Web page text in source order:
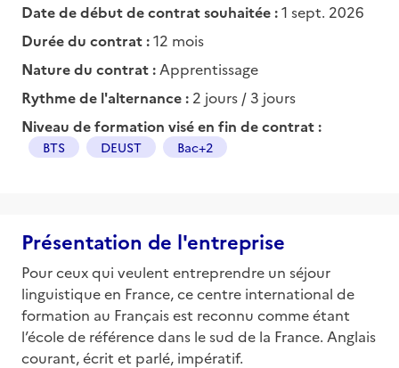
Date de début de contrat souhaitée :1 sept. 2026
Durée du contrat :12 mois
Nature du contrat : Apprentissage
Rythme de l'alternance : 2 jours / 3 jours
Niveau de formation visé en fin de contrat :
BTS DEUST Bac+2
Présentation de l'entreprise
Pour ceux qui veulent entreprendre un séjour
linguistique en France, ce centre international de
formation au Français est reconnu comme étant
l’école de référence dans le sud de la France. Anglais
courant, écrit et parlé, impératif.